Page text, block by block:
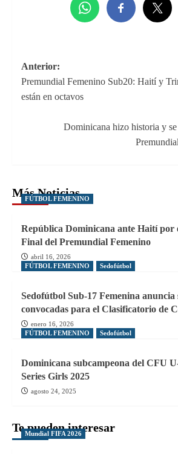
Navegación
de
Anterior:
Premundial Femenino Sub20: Haití y
están en octavos
Dominicana hizo historia y
Más Noticias
FÚTBOL FEMENINO
República Dominicana ante Haití por
Final del Premundial Femenino
abril 16, 2026
FÚTBOL FEMENINO
Sedofútbol
Sedofútbol Sub-17 Femenina anuncia
convocadas para el Clasificatorio de
enero 16, 2026
FÚTBOL FEMENINO
Sedofútbol
Dominicana subcampeona del CFU
Series Girls 2025
agosto 24, 2025
Te pueden interesar
Mundial FIFA 2026